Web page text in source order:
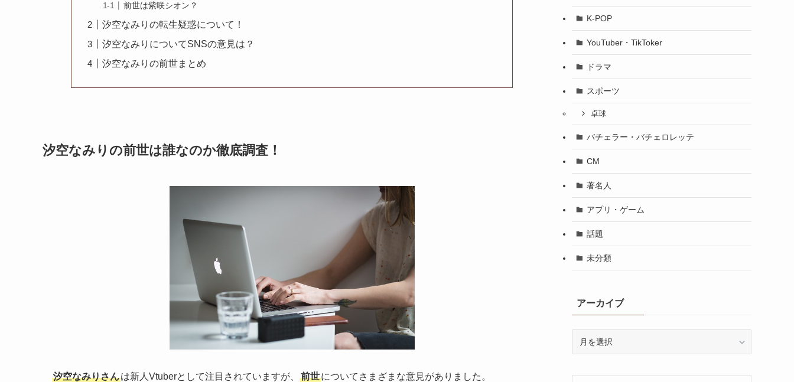
前世は紫咲シオン？
汐空なみりの転生疑惑について！
汐空なみりについてSNSの意見は？
汐空なみりの前世まとめ
汐空なみりの前世は誰なのか徹底調査！
汐空なみりさんは新人Vtuberとして注目されていますが、 前世についてさまざまな意見がありました。
K-POP
YouTuber・TikToker
ドラマ
スポーツ
卓球
バチェラー・バチェロレッテ
CM
著名人
アプリ・ゲーム
話題
未分類
アーカイブ
イ